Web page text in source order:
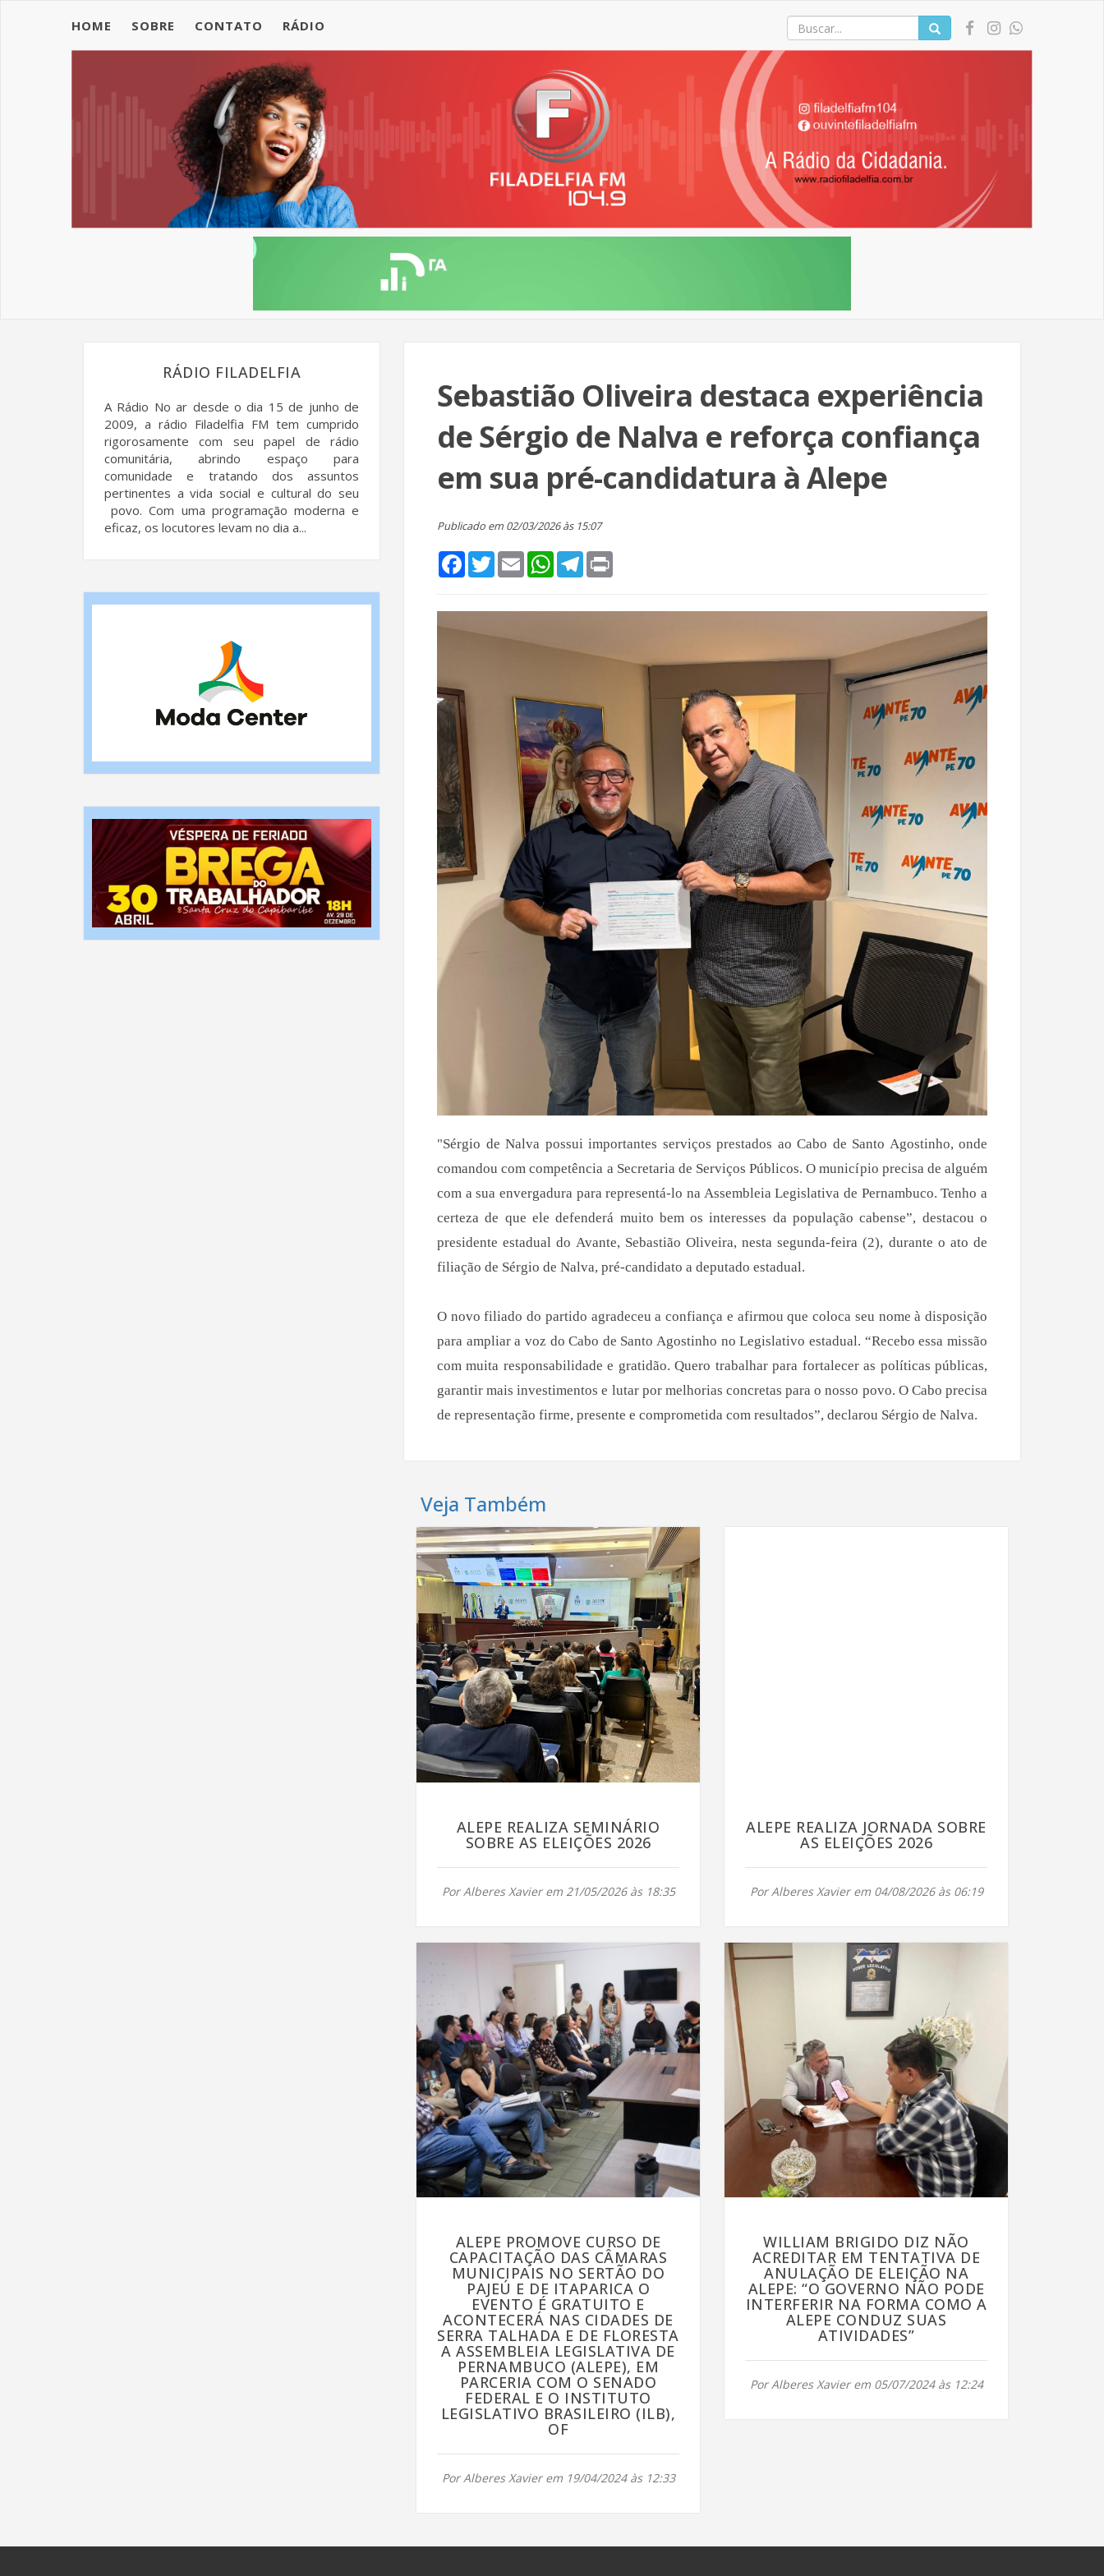
HOME SOBRE CONTATO RÁDIO
RÁDIO FILADELFIA
A Rádio No ar desde o dia 15 de junho de
2009, a rádio Filadelfia FM tem cumprido
rigorosamente com seu papel de rádio
comunitária, abrindo espaço para
comunidade e tratando dos assuntos
pertinentes a vida social e cultural do seu
povo. Com uma programação moderna e
eficaz, os locutores levam no dia a...
Sebastião Oliveira destaca experiência
de Sérgio de Nalva e reforça confiança
em sua pré-candidatura à Alepe
Publicado em 02/03/2026 às 15:07
FacebookTwitterEmail WhatsApp
Telegram
"Sérgio de Nalva possui importantes serviços prestados ao Cabo de Santo Agostinho, onde
comandou com competência a Secretaria de Serviços Públicos. O município precisa de alguém
com a sua envergadura para representá-lo na Assembleia Legislativa de Pernambuco. Tenho a
certeza de que ele defenderá muito bem os interesses da população cabense”, destacou o
presidente estadual do Avante, Sebastião Oliveira, nesta segunda-feira (2), durante o ato de
filiação de Sérgio de Nalva, pré-candidato a deputado estadual.
O novo filiado do partido agradeceu a confiança e afirmou que coloca seu nome à disposição
para ampliar a voz do Cabo de Santo Agostinho no Legislativo estadual. “Recebo essa missão
com muita responsabilidade e gratidão. Quero trabalhar para fortalecer as políticas públicas,
garantir mais investimentos e lutar por melhorias concretas para o nosso povo. O Cabo precisa
de representação firme, presente e comprometida com resultados”, declarou Sérgio de Nalva.
Veja Também
ALEPE REALIZA SEMINÁRIO
SOBRE AS ELEIÇÕES 2026
Por Alberes Xavier em 21/05/2026 às 18:35
ALEPE REALIZA JORNADA SOBRE
AS ELEIÇÕES 2026
Por Alberes Xavier em 04/08/2026 às 06:19
ALEPE PROMOVE CURSO DE
CAPACITAÇÃO DAS CÂMARAS
MUNICIPAIS NO SERTÃO DO
PAJEÚ E DE ITAPARICA O
EVENTO É GRATUITO E
ACONTECERÁ NAS CIDADES DE
SERRA TALHADA E DE FLORESTA
A ASSEMBLEIA LEGISLATIVA DE
PERNAMBUCO (ALEPE), EM
PARCERIA COM O SENADO
FEDERAL E O INSTITUTO
LEGISLATIVO BRASILEIRO (ILB),
OF
Por Alberes Xavier em 19/04/2024 às 12:33
WILLIAM BRIGIDO DIZ NÃO
ACREDITAR EM TENTATIVA DE
ANULAÇÃO DE ELEIÇÃO NA
ALEPE: “O GOVERNO NÃO PODE
INTERFERIR NA FORMA COMO A
ALEPE CONDUZ SUAS
ATIVIDADES”
Por Alberes Xavier em 05/07/2024 às 12:24